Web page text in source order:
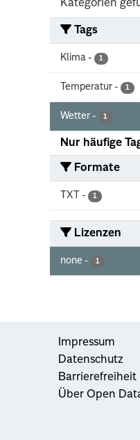
Kategorien
Tags
Klima - 1
Temperatur - 1
Wetter - 1
Nur häufige
Formate
TXT - 1
Lizenzen
none - 1
Impressum
Datenschutz
Barrierefreiheit
Über Open